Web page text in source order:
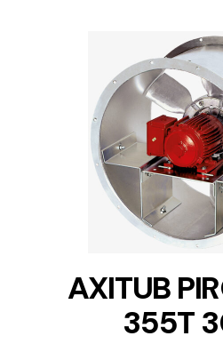
DETAILS
AXITUB
355T